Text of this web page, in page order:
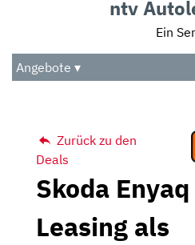
Audio
Das Beste
ntv
Ein
Angebote ▾
Zurück zu den
Deals
Skoda
Leasing als